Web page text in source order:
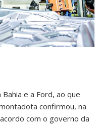
e a Ford, ao que
confirmou, na
com o governo da